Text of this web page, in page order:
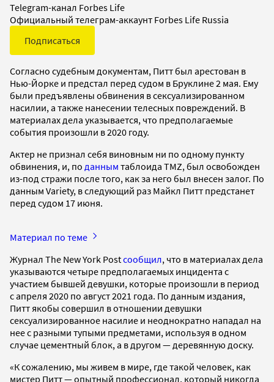
Telegram-канал Forbes Life
Официальный телеграм-аккаунт Forbes Life Russia
Подписаться
Согласно судебным документам, Питт был арестован в
Нью-Йорке и предстал перед судом в Бруклине 2 мая. Ему
были предъявлены обвинения в сексуализированном
насилии, а также нанесении телесных повреждений. В
материалах дела указывается, что предполагаемые
события произошли в 2020 году.
Актер не признал себя виновным ни по одному пункту
обвинения, и, по данным таблоида TMZ, был освобожден
из-под стражи после того, как за него был внесен залог. По
данным Variety, в следующий раз Майкл Питт предстанет
перед судом 17 июня.
Материал по теме
Журнал The New York Postсообщил, что в материалах дела
указываются четыре предполагаемых инцидента с
участием бывшей девушки, которые произошли в период
с апреля 2020 по август 2021 года. По данным издания,
Питт якобы совершил в отношении девушки
сексуализированное насилие и неоднократно нападал на
нее с разными тупыми предметами, используя в одном
случае цементный блок, а в другом — деревянную доску.
«К сожалению, мы живем в мире, где такой человек, как
мистер Питт — опытный профессионал, который никогда